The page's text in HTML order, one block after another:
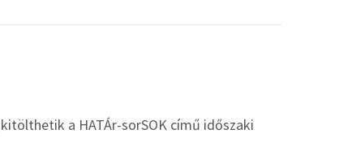
a HATÁr-sorSOK című időszaki